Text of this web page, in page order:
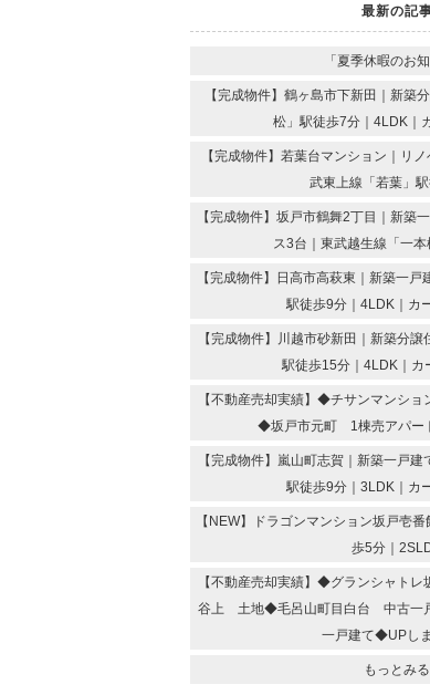
最新の記
「夏季休暇のお知
【完成物件】鶴ヶ島市下新田｜新築
松」駅徒歩7分｜4LDK｜
【完成物件】若葉台マンション｜リ
武東上線「若葉」
【完成物件】坂戸市鶴舞2丁目｜新築
ス3台｜東武越生線「一
【完成物件】日高市高萩東｜新築一戸
駅徒歩9分｜4LDK｜カ
【完成物件】川越市砂新田｜新築分譲
駅徒歩15分｜4LDK｜カ
【不動産売却実績】◆チサンマンシ
◆坂戸市元町 1棟売アパー
【完成物件】嵐山町志賀｜新築一戸建
駅徒歩9分｜3LDK｜カ
【NEW】ドラゴンマンション坂戸壱
歩5分｜
【不動産売却実績】◆グランシャト
谷上 土地◆毛呂山町目白台 中古一
一戸建て◆UPし
もっとみる